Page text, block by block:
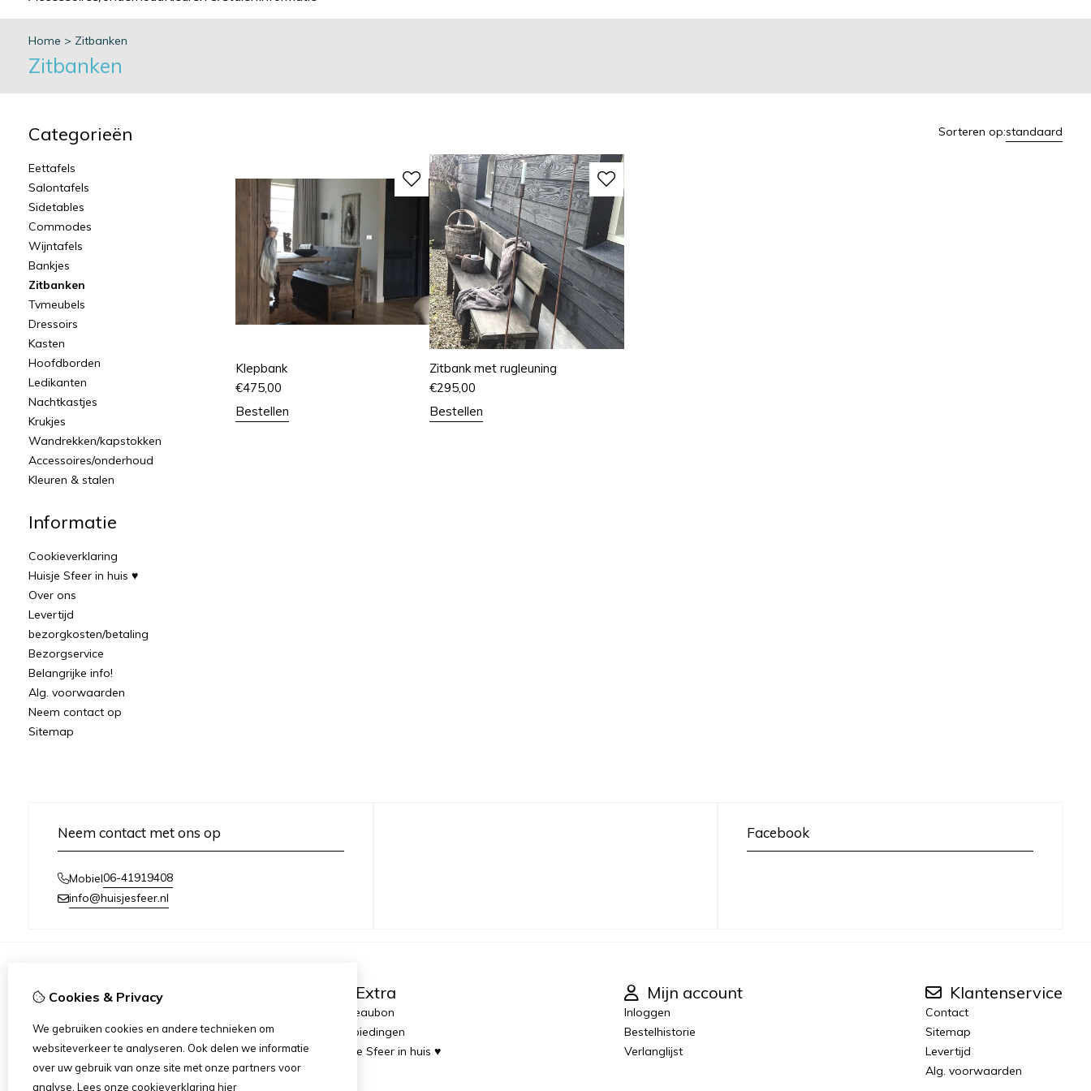
Home > Zitbanken
Zitbanken
Categorieën
Eettafels
Salontafels
Sidetables
Commodes
Wijntafels
Bankjes
Zitbanken
Tvmeubels
Dressoirs
Kasten
Hoofdborden
Ledikanten
Nachtkastjes
Krukjes
Wandrekken/kapstokken
Accessoires/onderhoud
Kleuren & stalen
Informatie
Cookieverklaring
Huisje Sfeer in huis ♥
Over ons
Levertijd
bezorgkosten/betaling
Bezorgservice
Belangrijke info!
Alg. voorwaarden
Neem contact op
Sitemap
Sorteren op:standaard
Klepbank
€475,00
Bestellen
Zitbank met rugleuning
€295,00
Bestellen
Neem contact met ons op
Mobiel06-41919408
info@huisjesfeer.nl
Facebook
Informatie
Levertijd
bezorgkosten/betaling
Bezorgservice
Extra
Cadeaubon
Aanbiedingen
Huisje Sfeer in huis ♥
Mijn account
Inloggen
Bestelhistorie
Verlanglijst
Klantenservice
Contact
Sitemap
Levertijd
Alg. voorwaarden
Cookies & Privacy
We gebruiken cookies en andere technieken om
websiteverkeer te analyseren. Ook delen we informatie
over uw gebruik van onze site met onze partners voor
analyse. Lees onze cookieverklaring hier